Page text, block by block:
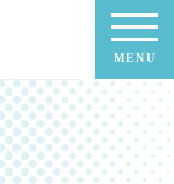
MENU